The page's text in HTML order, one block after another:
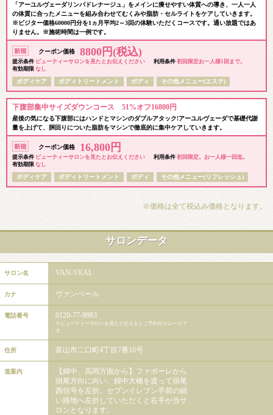
「アーユルヴェーダリンパドレナージュ」をメインに痩せやすい体質への導き、一人一人
の体質に合ったメニューを組み合わせてむくみや脂肪・セルライトをケアしていきます。
※ビジター価格60000円分を1ヵ月平均2～3回の体験いただくコースです。通い放題ではあ
りません。※施術時間は一例です。
クーポン価格 8800円(税込)
提示条件 ビューティーサロンを見たとお伝えください 利用条件 初回限定お一人様1回まで。
有効期限 なし
ボディケア ボディトリートメント ボディ その他メニュー(エステ)
下腹部集中サイズダウンコース 51%オフ16800円
産後の気になる下腹部にはハンドとマシンのダブルアタック!アーユルヴェーダで基礎代謝
量を上げて、胴回りについた脂肪をマシンで徹底的に集中ケアしていきます。
クーポン価格 16,800円
提示条件 ビューティーサロンを見たとお伝えください 利用条件 初回限定。お一人様一回迄。
有効期限 なし
ボディケア ボディトリートメント ボディ その他メニュー(リフレッシュ)
※価格は全て税込み価格となります。
サロンデータ
サロン名 VAN-VEAL
カナ ヴァンベール
電話番号 0120-77-9983
※ビューティーサロンを見たと伝えるとご予約がスムーズで
す。
住所 富山市二口町4丁目7番16号
道案内
【婦中、高岡方面から】ファボーレから
掛尾方向に向い、婦中大橋を渡って掛尾
西信号を左折。セブンイレブン手前の細
い路地へ左折していただくと右手が当サ
ロンとなります。